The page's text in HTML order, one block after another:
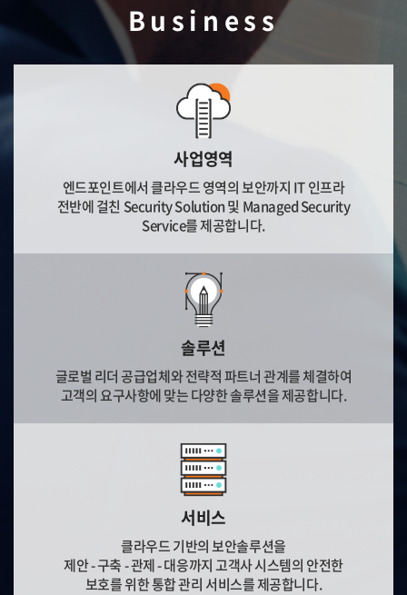
Business
사업영역
엔드포인트에서 클라우드 영역의 보안까지 IT 인프라
전반에 걸친 Security Solution 및 Managed Security
Service를 제공합니다.
솔루션
글로벌 리더 공급업체와 전략적 파트너 관계를 체결하여
고객의 요구사항에 맞는 다양한 솔루션을 제공합니다.
서비스
클라우드 기반의 보안솔루션을
제안 - 구축 - 관제 - 대응까지 고객사 시스템의 안전한
보호를 위한 통합 관리 서비스를 제공합니다.